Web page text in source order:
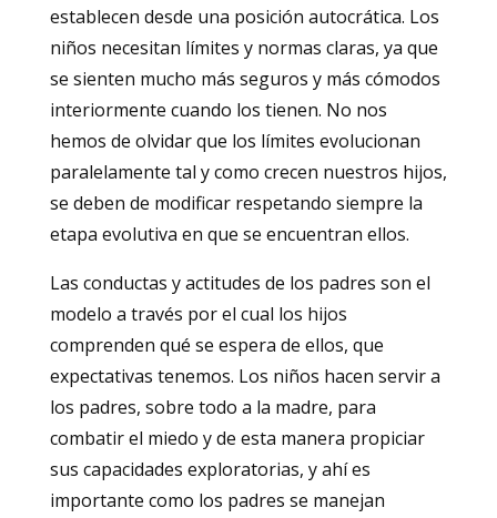
establecen desde una posición autocrática. Los
niños necesitan límites y normas claras, ya que
se sienten mucho más seguros y más cómodos
interiormente cuando los tienen. No nos
hemos de olvidar que los límites evolucionan
paralelamente tal y como crecen nuestros hijos,
se deben de modificar respetando siempre la
etapa evolutiva en que se encuentran ellos.
Las conductas y actitudes de los padres son el
modelo a través por el cual los hijos
comprenden qué se espera de ellos, que
expectativas tenemos. Los niños hacen servir a
los padres, sobre todo a la madre, para
combatir el miedo y de esta manera propiciar
sus capacidades exploratorias, y ahí es
importante como los padres se manejan